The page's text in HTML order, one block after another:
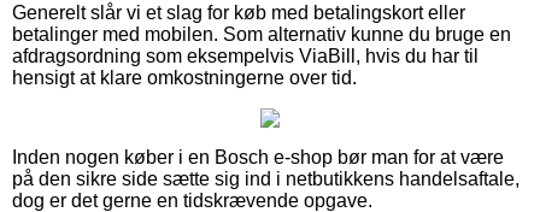
Generelt slår vi et slag for køb med betalingskort eller
betalinger med mobilen. Som alternativ kunne du bruge en
afdragsordning som eksempelvis ViaBill, hvis du har til
hensigt at klare omkostningerne over tid.
Inden nogen køber i en Bosch e-shop bør man for at være
på den sikre side sætte sig ind i netbutikkens handelsaftale,
dog er det gerne en tidskrævende opgave.